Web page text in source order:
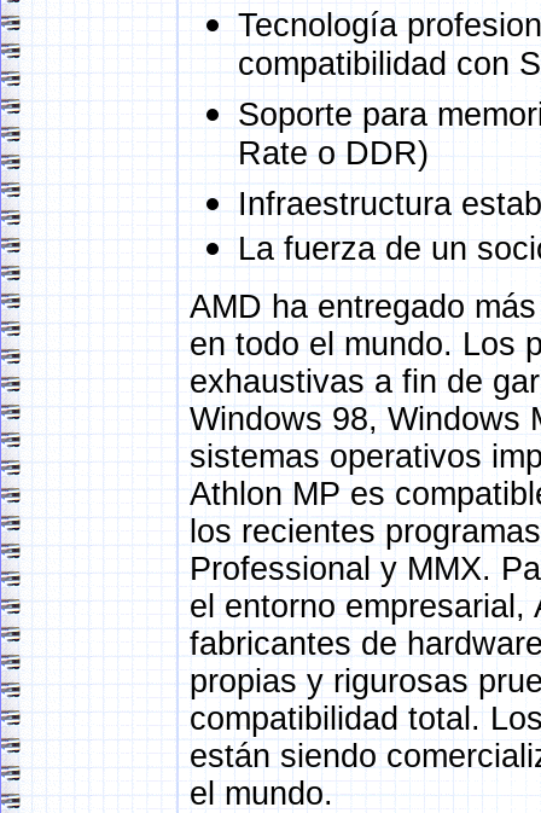
Tecnología
compatibilidad con
Soporte para
Rate o DDR)
Infraestructura
La fuerza de un
AMD ha entregado
en todo el mundo. Los
exhaustivas a fin de
Windows 98, Windows
sistemas operativos
Athlon MP es
los recientes
Professional y MMX.
el entorno empresarial,
fabricantes de
propias y rigurosas
compatibilidad total.
están siendo
el mundo.